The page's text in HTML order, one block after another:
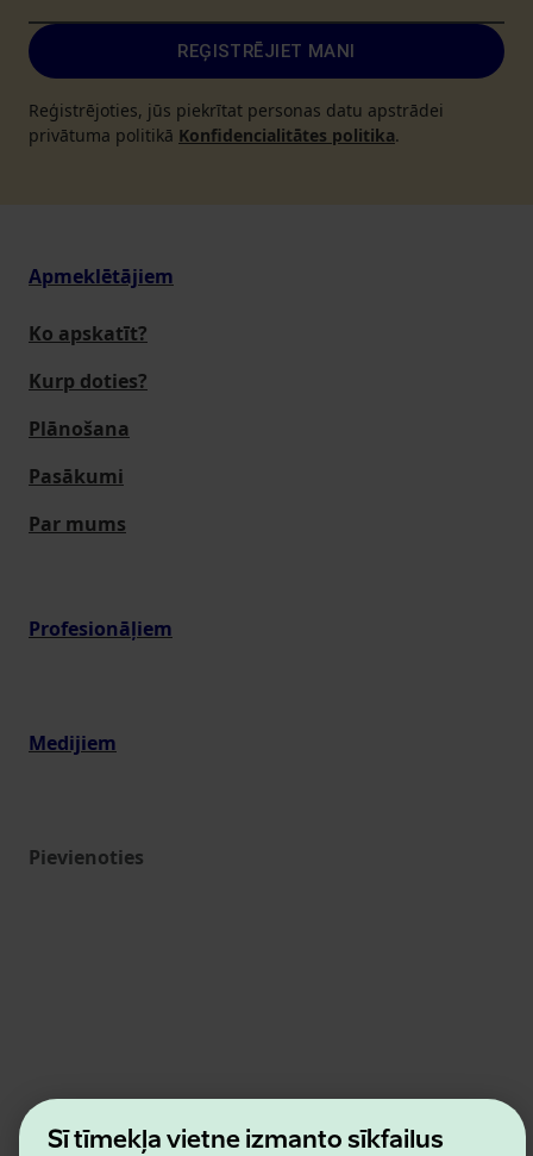
Šī tīmekļa vietne izmanto sīkfailus
REĢISTRĒJIET MANI
Reģistrējoties, jūs piekrītat personas datu apstrādei
privātuma politikā Konfidencialitātes politika.
Apmeklētājiem
Ko apskatīt?
Kurp doties?
Plānošana
Pasākumi
Par mums
Profesionāļiem
Medijiem
Pievienoties
Estonian Business and Innovation Agency